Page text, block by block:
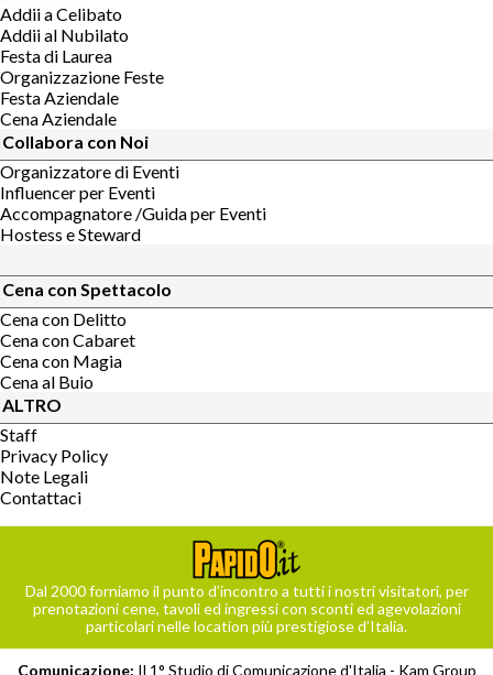
Addii a Celibato
Addii al Nubilato
Festa di Laurea
Organizzazione Feste
Festa Aziendale
Cena Aziendale
Collabora con Noi
Organizzatore di Eventi
Influencer per Eventi
Accompagnatore /Guida per Eventi
Hostess e Steward
Cena con Spettacolo
Cena con Delitto
Cena con Cabaret
Cena con Magia
Cena al Buio
ALTRO
Staff
Privacy Policy
Note Legali
Contattaci
Dal 2000 forniamo il punto d’incontro a tutti i nostri visitatori, per
prenotazioni cene, tavoli ed ingressi con sconti ed agevolazioni
particolari nelle location più prestigiose d’Italia.
Comunicazione: Il 1° Studio di Comunicazione d'Italia - Kam Group